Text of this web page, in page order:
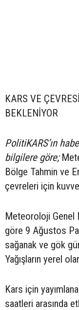
KARS VE
BEKLENİYOR
PolitiKARS’ın
bilgilere göre;
Bölge Tahmin ve
çevreleri için
Meteoroloji Genel
göre 9 Ağustos
sağanak ve gök
Yağışların yerel
Kars için
saatleri arasında